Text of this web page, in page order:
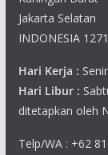
Jakarta Selatan
INDONESIA
Hari Kerja :
Hari Libur :
ditetapkan oleh
Telp/WA : +62